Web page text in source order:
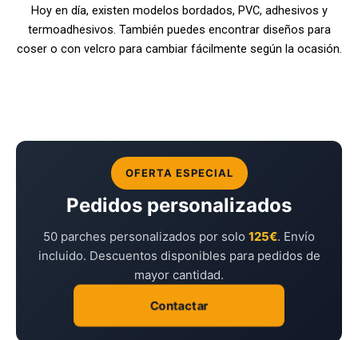
Hoy en día, existen modelos bordados, PVC, adhesivos y
termoadhesivos. También puedes encontrar diseños para
coser o con velcro para cambiar fácilmente según la ocasión.
OFERTA ESPECIAL
Pedidos personalizados
50 parches personalizados por solo 125€. Envío
incluido. Descuentos disponibles para pedidos de
mayor cantidad.
Contactar